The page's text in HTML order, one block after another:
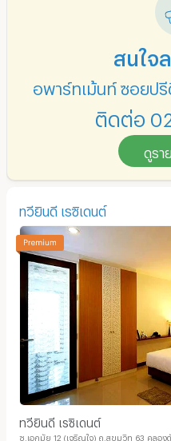
สนใจ
อพาร์ทเม้นท์ ซอยป
ติดต่อ
ดูรา
ทวียินดี เรซิเดนต์
ทวียินดี เรซิเดนต์
ซ.เอกมัย 12 (เจริญใจ) ถ.สุขุมวิท 63 คลอ